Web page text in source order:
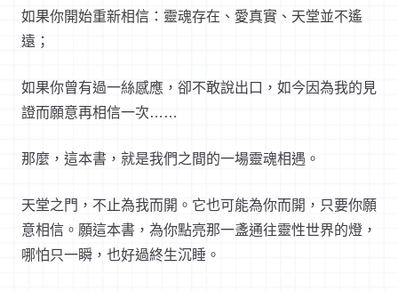
如果你開始重新相信：靈魂存在、愛真實、天堂並不遙
遠；
如果你曾有過一絲感應，卻不敢說出口，如今因為我的見
證而願意再相信一次……
那麼，這本書，就是我們之間的一場靈魂相遇。
天堂之門，不止為我而開。它也可能為你而開，只要你願
意相信。願這本書，為你點亮那一盞通往靈性世界的燈，
哪怕只一瞬，也好過終生沉睡。